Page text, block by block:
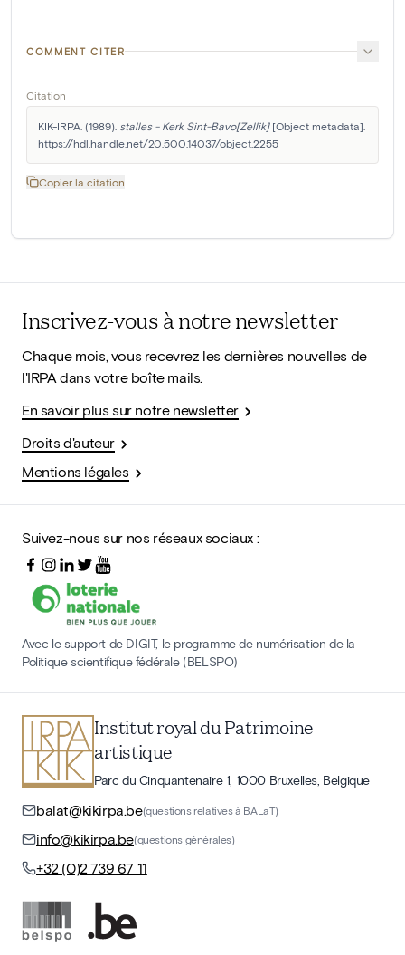
COMMENT CITER
Citation
KIK-IRPA. (1989). stalles - Kerk Sint-Bavo[Zellik] [Object metadata].
https://hdl.handle.net/20.500.14037/object.2255
Copier la citation
Inscrivez-vous à notre newsletter
Chaque mois, vous recevrez les dernières nouvelles de
l'IRPA dans votre boîte mails.
En savoir plus sur notre newsletter
Droits d'auteur
Mentions légales
Suivez-nous sur nos réseaux sociaux :
Avec le support de DIGIT, le programme de numérisation de la
Politique scientifique fédérale (BELSPO)
Institut royal du Patrimoine
artistique
Parc du Cinquantenaire 1, 1000 Bruxelles, Belgique
balat@kikirpa.be(questions relatives à BALaT)
info@kikirpa.be(questions générales)
+32 (0)2 739 67 11